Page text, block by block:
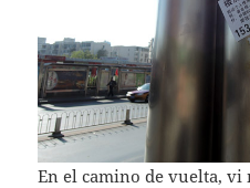
En el camino de vuelta, vi